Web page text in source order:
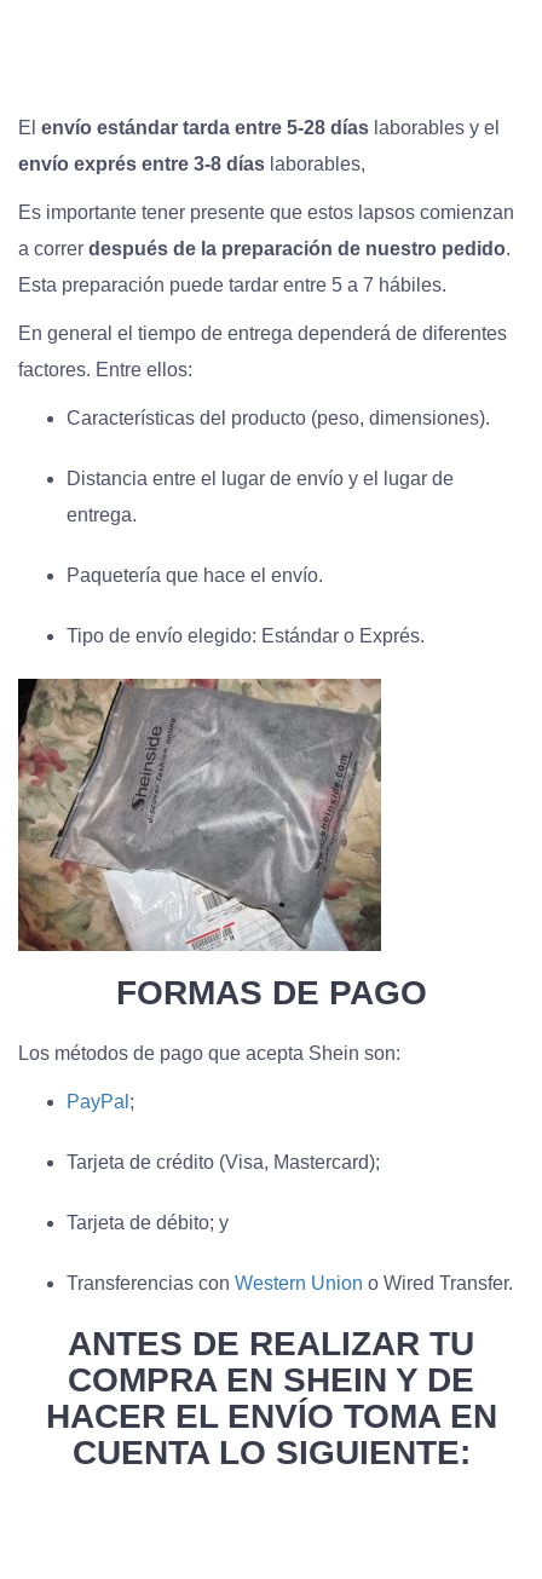
El envío estándar tarda entre 5-28 días laborables y el
envío exprés entre 3-8 días laborables,
Es importante tener presente que estos lapsos comienzan
a correr después de la preparación de nuestro pedido.
Esta preparación puede tardar entre 5 a 7 hábiles.
En general el tiempo de entrega dependerá de diferentes
factores. Entre ellos:
Características del producto (peso, dimensiones).
Distancia entre el lugar de envío y el lugar de
entrega.
Paquetería que hace el envío.
Tipo de envío elegido: Estándar o Exprés.
FORMAS DE PAGO
Los métodos de pago que acepta Shein son:
PayPal ;
Tarjeta de crédito (Visa, Mastercard);
Tarjeta de débito; y
Transferencias con Western Union o Wired Transfer.
ANTES DE REALIZAR TU
COMPRA EN SHEIN Y DE
HACER EL ENVÍO TOMA EN
CUENTA LO SIGUIENTE: